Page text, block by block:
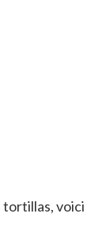
tortillas, voici